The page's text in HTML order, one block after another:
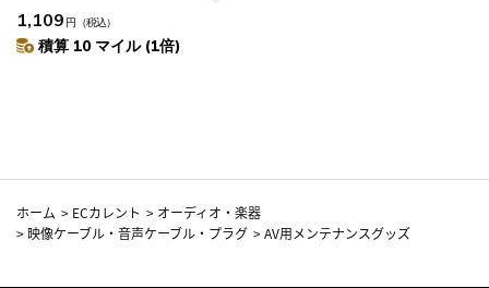
1,109 円 （税込）
積算 10 マイル (1倍)
ホーム > ECカレント > オーディオ・楽器
> 映像ケーブル・音声ケーブル・プラグ >AV用メンテナンスグッズ